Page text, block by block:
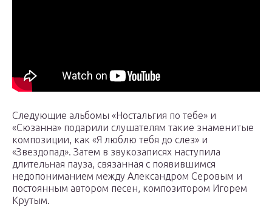
Следующие альбомы «Ностальгия по тебе» и
«Сюзанна» подарили слушателям такие знаменитые
композиции, как «Я люблю тебя до слез» и
«Звездопад». Затем в звукозаписях наступила
длительная пауза, связанная с появившимся
недопониманием между Александром Серовым и
постоянным автором песен, композитором Игорем
Крутым.